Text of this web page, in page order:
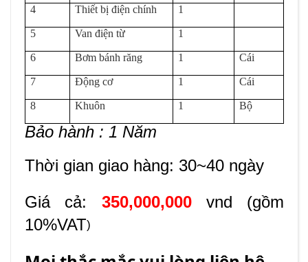
4 Thiết bị điện chính 1
5 Van điện từ 1
6 Bơm bánh răng 1 Cái
7 Động cơ 1 Cái
8 Khuôn 1 Bộ
Bảo hành : 1 Năm
Thời gian giao hàng: 30~40 ngày
Giá cả: 350,000,000vnd (gồm
10%VAT)